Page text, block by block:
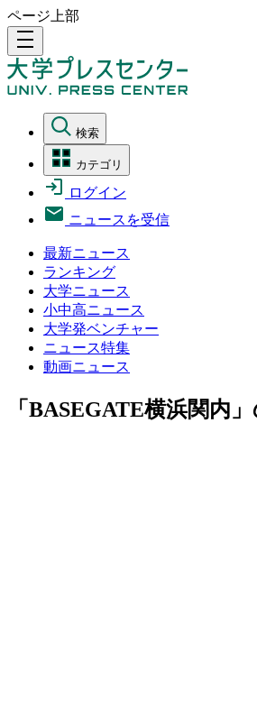
ページ上部
density_medium
検索
カテゴリ
ログイン
ニュースを受信
最新ニュース
ランキング
大学ニュース
小中高ニュース
大学発ベンチャー
ニュース特集
動画ニュース
「BASEGATE横浜関内